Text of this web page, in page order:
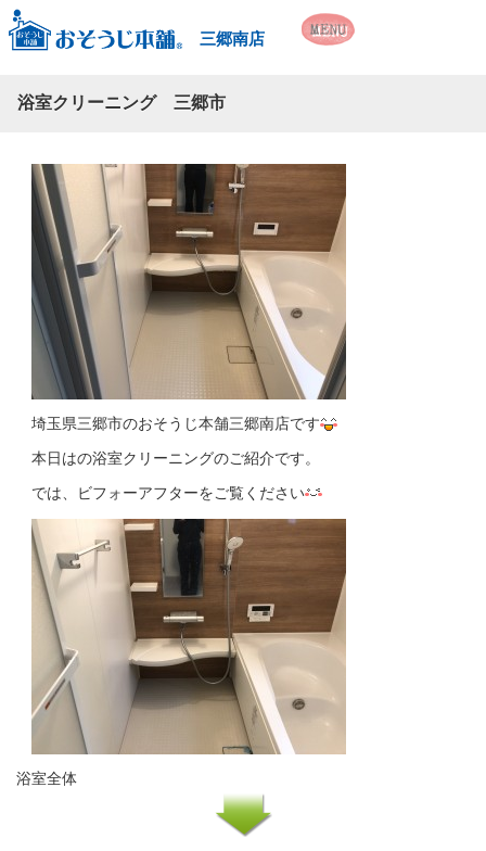
三郷南店
浴室クリーニング 三郷市
埼玉県三郷市のおそうじ本舗三郷南店です
本日はの浴室クリーニングのご紹介です。
では、ビフォーアフターをご覧ください
浴室全体